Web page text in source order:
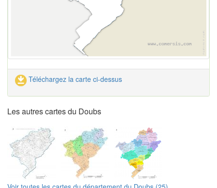
Téléchargez la carte ci-dessus
Les autres cartes du Doubs